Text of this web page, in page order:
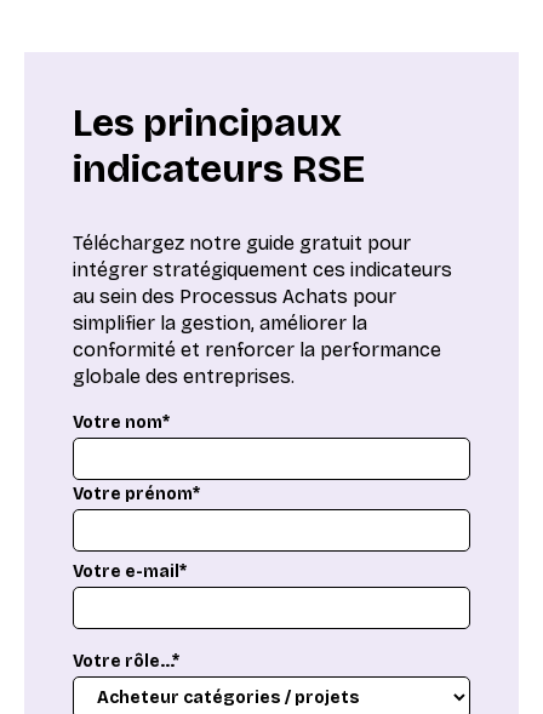
Les principaux
indicateurs RSE
Téléchargez notre guide gratuit pour
intégrer stratégiquement ces indicateurs
au sein des Processus Achats pour
simplifier la gestion, améliorer la
conformité et renforcer la performance
globale des entreprises.
Votre nom*
Votre prénom*
Votre e-mail*
Votre rôle...*